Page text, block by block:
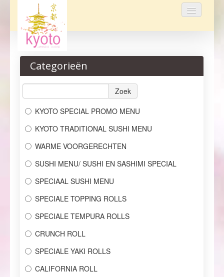
Home
Bestellen
Reservaties
Over ons
Contact
Categorieën
Zoek
KYOTO SPECIAL PROMO MENU
KYOTO TRADITIONAL SUSHI MENU
WARME VOORGERECHTEN
SUSHI MENU/ SUSHI EN SASHIMI SPECIAL
SPECIAAL SUSHI MENU
SPECIALE TOPPING ROLLS
SPECIALE TEMPURA ROLLS
CRUNCH ROLL
SPECIALE YAKI ROLLS
CALIFORNIA ROLL